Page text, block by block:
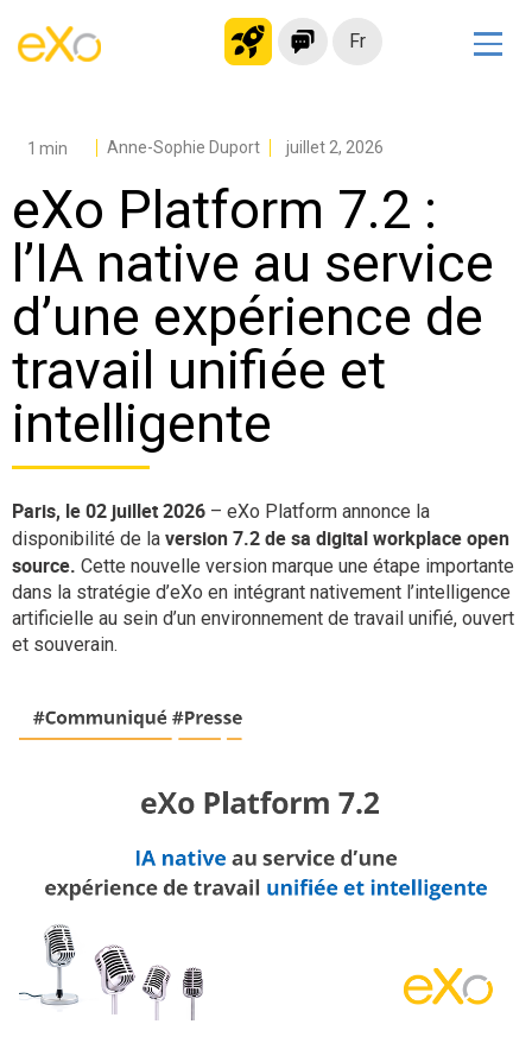
Fr
Intranet moderne
Plateforme collaborative
Réseau social
Hub de connaissances
Portail d’applications
Alternative à
Microsoft 365
Migrer vers eXo Platform
Produit
La Plateforme
Pourquoi eXo
Internationalisation
No code
IA maitrisée
Sécurité
Offre Enterprise
Offre Professionnelle
Anne-Sophie Duport juillet 2, 2026
eXo Platform 7.2 :
l’IA native au service
d’une expérience de
travail unifiée et
intelligente
Paris, le 02 juillet 2026 – eXo Platform annonce la
disponibilité de la version 7.2 de sa digital workplace open
source. Cette nouvelle version marque une étape importante
dans la stratégie d’eXo en intégrant nativement l’intelligence
artificielle au sein d’un environnement de travail unifié, ouvert
et souverain.